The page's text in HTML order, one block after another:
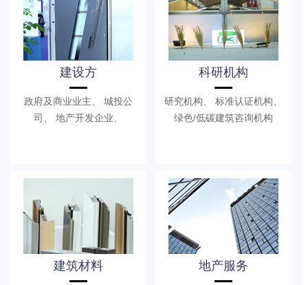
建设方
政府及商业业主、 城投公
司、 地产开发企业、
科研机构
研究机构、 标准认证机构、
绿色/低碳建筑咨询机构
建筑材料 地产服务